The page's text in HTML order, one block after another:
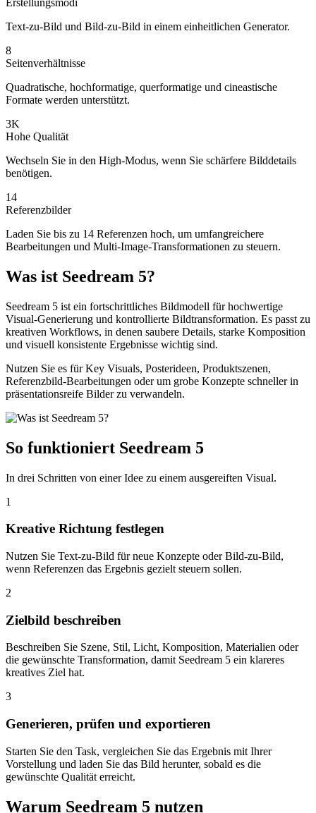
Text-zu-Bild und Bild-zu-Bild in einem einheitlichen Generator.
8
Seitenverhältnisse
Quadratische, hochformatige, querformatige und cineastische
Formate werden unterstützt.
3K
Hohe Qualität
Wechseln Sie in den High-Modus, wenn Sie schärfere Bilddetails
benötigen.
14
Referenzbilder
Laden Sie bis zu 14 Referenzen hoch, um umfangreichere
Bearbeitungen und Multi-Image-Transformationen zu steuern.
Was ist Seedream 5?
Seedream 5 ist ein fortschrittliches Bildmodell für hochwertige
Visual-Generierung und kontrollierte Bildtransformation. Es passt zu
kreativen Workflows, in denen saubere Details, starke Komposition
und visuell konsistente Ergebnisse wichtig sind.
Nutzen Sie es für Key Visuals, Posterideen, Produktszenen,
Referenzbild-Bearbeitungen oder um grobe Konzepte schneller in
präsentationsreife Bilder zu verwandeln.
So funktioniert Seedream 5
In drei Schritten von einer Idee zu einem ausgereiften Visual.
1
Kreative Richtung festlegen
Nutzen Sie Text-zu-Bild für neue Konzepte oder Bild-zu-Bild,
wenn Referenzen das Ergebnis gezielt steuern sollen.
2
Zielbild beschreiben
Beschreiben Sie Szene, Stil, Licht, Komposition, Materialien oder
die gewünschte Transformation, damit Seedream 5 ein klareres
kreatives Ziel hat.
3
Generieren, prüfen und exportieren
Starten Sie den Task, vergleichen Sie das Ergebnis mit Ihrer
Vorstellung und laden Sie das Bild herunter, sobald es die
gewünschte Qualität erreicht.
Warum Seedream 5 nutzen